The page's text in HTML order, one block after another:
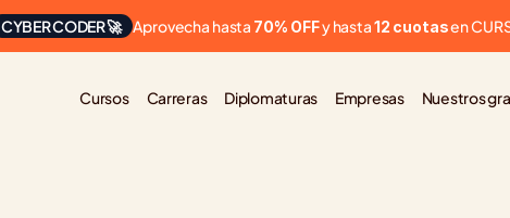
CYBER CODER 🚀 Aprovecha hasta 70% OFF y hasta 12 cuotas en
Cursos Carreras Diplomaturas Empresas Nuestros